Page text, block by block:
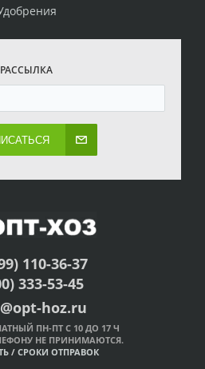
РАССЫЛКА
110-36-37
333-53-45
hoz.ru
ПН-ПТ С 10 ДО 17 Ч
НЕ ПРИНИМАЮТСЯ.
/ СРОКИ ОТПРАВОК